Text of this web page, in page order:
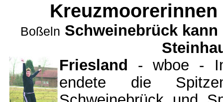
Boßeln Schweinebrück
Friesland
- wboe -
endete die